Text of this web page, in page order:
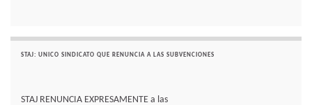
STAJ: UNICO SINDICATO QUE RENUNCIA A LAS SUBVENCIONES
STAJ RENUNCIA EXPRESAMENTE a las